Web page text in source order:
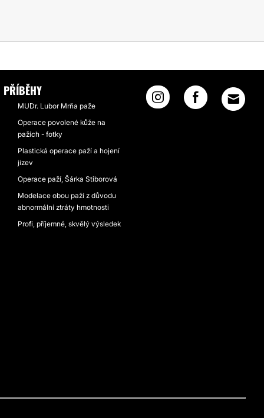
PŘÍBĚHY
MUDr. Lubor Mrňa paže
Operace povolené kůže na
pažích - fotky
Plastická operace paží a hojení
jizev
Operace paží, Šárka Stiborová
Modelace obou paží z důvodu
abnormální ztráty hmotnosti
Profi, příjemné, skvělý výsledek